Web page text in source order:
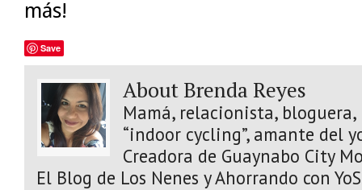
más!
Save
About Brenda Reyes
Mamá, relacionista,
“indoor cycling”, amante del
Creadora de Guaynabo City
El Blog de Los Nenes y Ahorrando con